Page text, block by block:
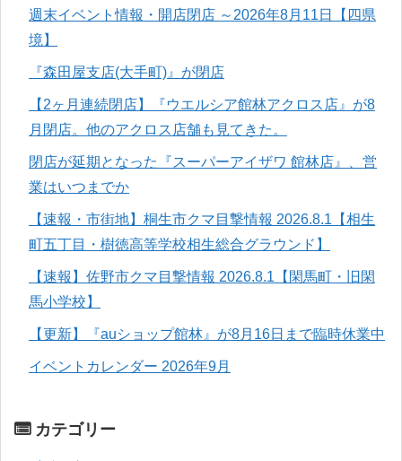
週末イベント情報・開店閉店 ～2026年8月11日【四県
境】
『森田屋支店(大手町)』が閉店
【2ヶ月連続閉店】『ウエルシア館林アクロス店』が8
月閉店。他のアクロス店舗も見てきた。
閉店が延期となった『スーパーアイザワ 館林店』、営
業はいつまでか
【速報・市街地】桐生市クマ目撃情報 2026.8.1【相生
町五丁目・樹徳高等学校相生総合グラウンド】
【速報】佐野市クマ目撃情報 2026.8.1【閑馬町・旧閑
馬小学校】
【更新】『auショップ館林』が8月16日まで臨時休業中
イベントカレンダー 2026年9月
カテゴリー